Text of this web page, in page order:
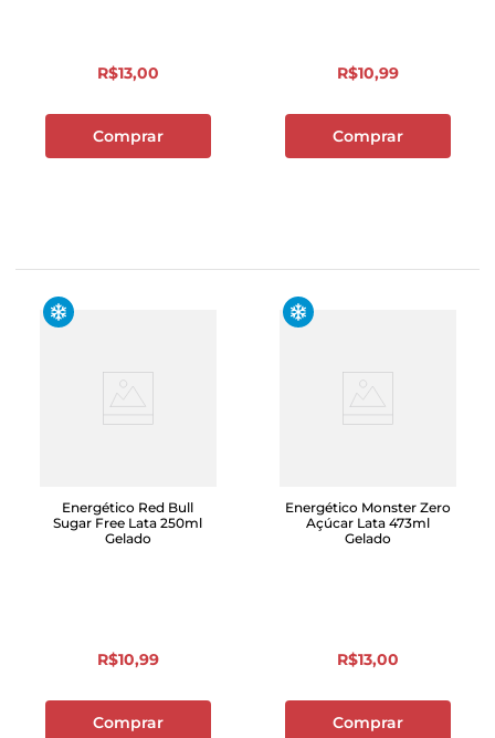
R$13,00
Comprar
R$10,99
Comprar
Energético Red Bull
Sugar Free Lata 250ml
Gelado
R$10,99
Comprar
Energético Monster Zero
Açúcar Lata 473ml
Gelado
R$13,00
Comprar